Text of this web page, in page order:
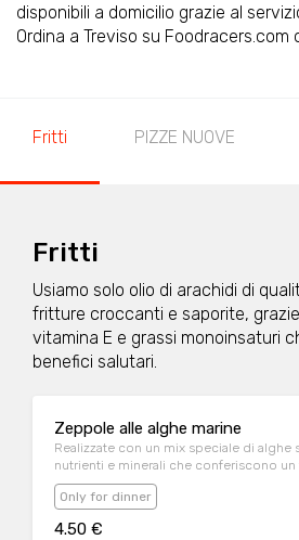
disponibili a domicilio grazie al
Ordina a Treviso su Foodracers.com
Fritti PIZZE NUOVE
Fritti
Usiamo solo olio di arachidi di
fritture croccanti e saporite,
vitamina E e grassi monoinsaturi
benefici salutari.
Zeppole alle alghe marine
Realizzate con un mix speciale di alghe
nutrienti e minerali che conferiscono
aroma unico, rendendo ogni morso
Only for dinner
4.50 €